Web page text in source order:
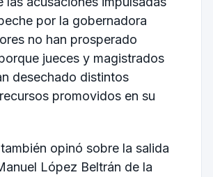
por la gobernadora
no han prosperado
jueces y magistrados
desechado distintos
promovidos en su
opinó sobre la salida
López Beltrán de la